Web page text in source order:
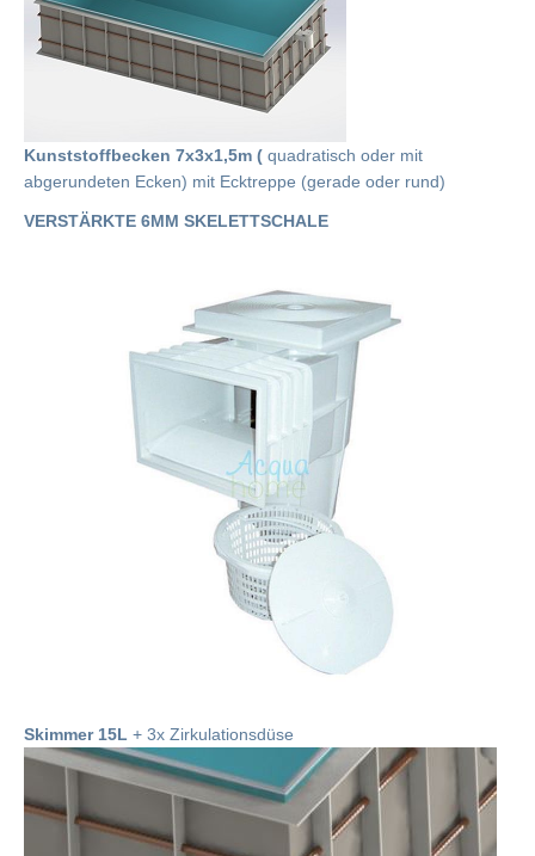
Kunststoffbecken 7x3x1,5m ( quadratisch oder mit
abgerundeten Ecken) mit Ecktreppe (gerade oder rund)
VERSTÄRKTE 6MM SKELETTSCHALE
Skimmer 15L + 3x Zirkulationsdüse